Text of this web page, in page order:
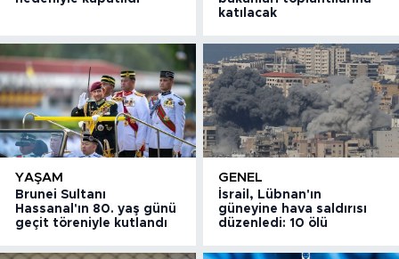
katılacak
YAŞAM
Brunei Sultanı
Hassanal'ın 80. yaş günü
geçit töreniyle kutlandı
GENEL
İsrail, Lübnan'ın
güneyine hava saldırısı
düzenledi: 10 ölü